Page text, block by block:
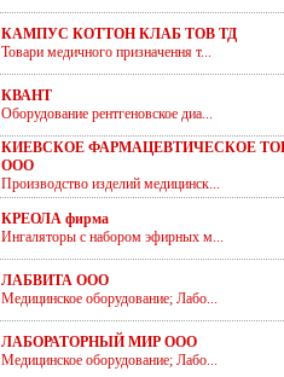
КАМПУС КОТТОН КЛАБ ТОВ ТД
Товари медичного призначення т...
КВАНТ
Оборудование рентгеновское диа...
КИЕВСКОЕ ФАРМАЦЕВТИЧЕСКОЕ
ООО
Производство изделий медицинск...
КРЕОЛА фирма
Ингаляторы с набором эфирных м...
ЛАБВИТА ООО
Медицинское оборудование; Лабо...
ЛАБОРАТОРНЫЙ МИР ООО
Медицинское оборудование; Лабо...